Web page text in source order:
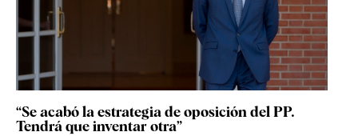
“Se acabó la estrategia de oposición del PP.
Tendrá que inventar otra”